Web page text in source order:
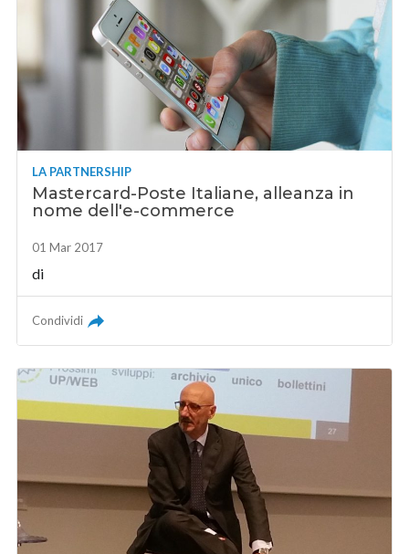
LA PARTNERSHIP
Mastercard-Poste Italiane, alleanza in
nome dell'e-commerce
01 Mar 2017
di
Condividi